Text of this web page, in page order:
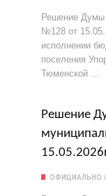
Решение Думы
№128 от
исполнении
поселения
Тюменской …
Решение
ОФИЦИАЛЬНО